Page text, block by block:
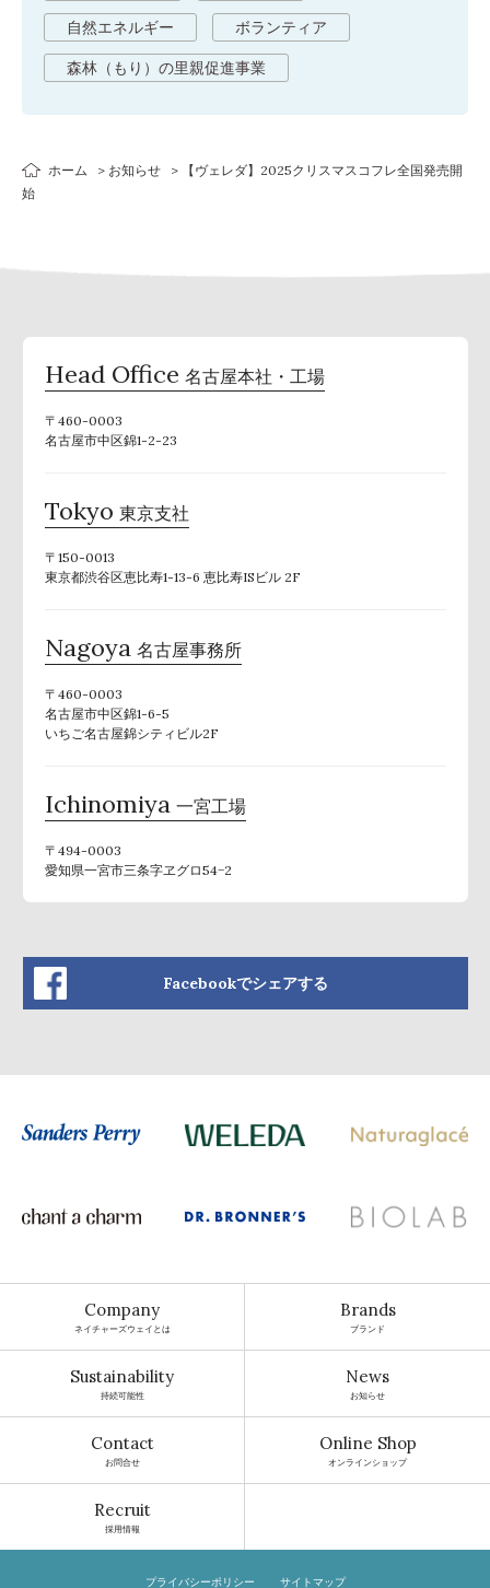
自然エネルギー ボランティア
森林（もり）の里親促進事業
ホーム お知らせ
【ヴェレダ】2025クリスマスコフレ全国発売開
始
Head Office 名古屋本社・工場
〒460-0003
名古屋市中区錦1-2-23
Tokyo 東京支社
〒150-0013
東京都渋谷区恵比寿1-13-6 恵比寿ISビル 2F
Nagoya 名古屋事務所
〒460-0003
名古屋市中区錦1-6-5
いちご名古屋錦シティビル2F
Ichinomiya 一宮工場
〒494-0003
愛知県一宮市三条字ヱグロ54−2
Facebookでシェアする
Company
ネイチャーズウェイとは
Brands
ブランド
Sustainability
持続可能性
News
お知らせ
Contact
お問合せ
Online Shop
オンラインショップ
Recruit
採用情報
プライバシーポリシー サイトマップ